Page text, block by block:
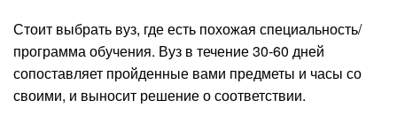
Стоит выбрать вуз, где есть похожая специальность/
программа обучения. Вуз в течение 30-60 дней
сопоставляет пройденные вами предметы и часы со
своими, и выносит решение о соответствии.